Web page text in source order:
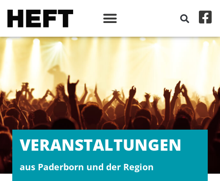
VERANSTALT­UNGEN
aus Paderborn und der Region